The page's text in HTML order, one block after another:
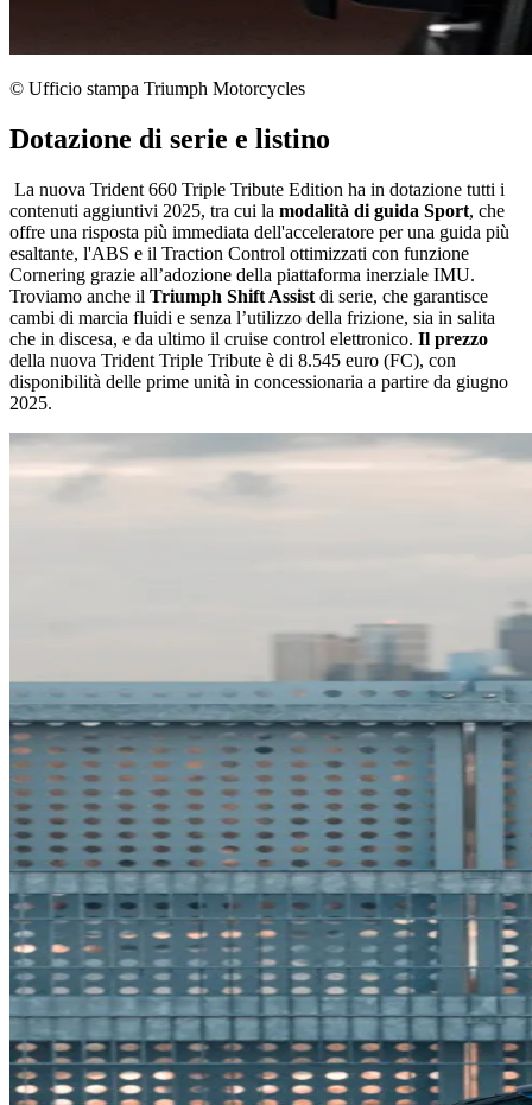
© Ufficio stampa Triumph Motorcycles
Dotazione di serie e listino
La nuova Trident 660 Triple Tribute Edition ha in dotazione tutti i
contenuti aggiuntivi 2025, tra cui la modalità di guida Sport, che
offre una risposta più immediata dell'acceleratore per una guida più
esaltante, l'ABS e il Traction Control ottimizzati con funzione
Cornering grazie all’adozione della piattaforma inerziale IMU.
Troviamo anche il Triumph Shift Assist di serie, che garantisce
cambi di marcia fluidi e senza l’utilizzo della frizione, sia in salita
che in discesa, e da ultimo il cruise control elettronico. Il prezzo
della nuova Trident Triple Tribute è di 8.545 euro (FC), con
disponibilità delle prime unità in concessionaria a partire da giugno
2025.